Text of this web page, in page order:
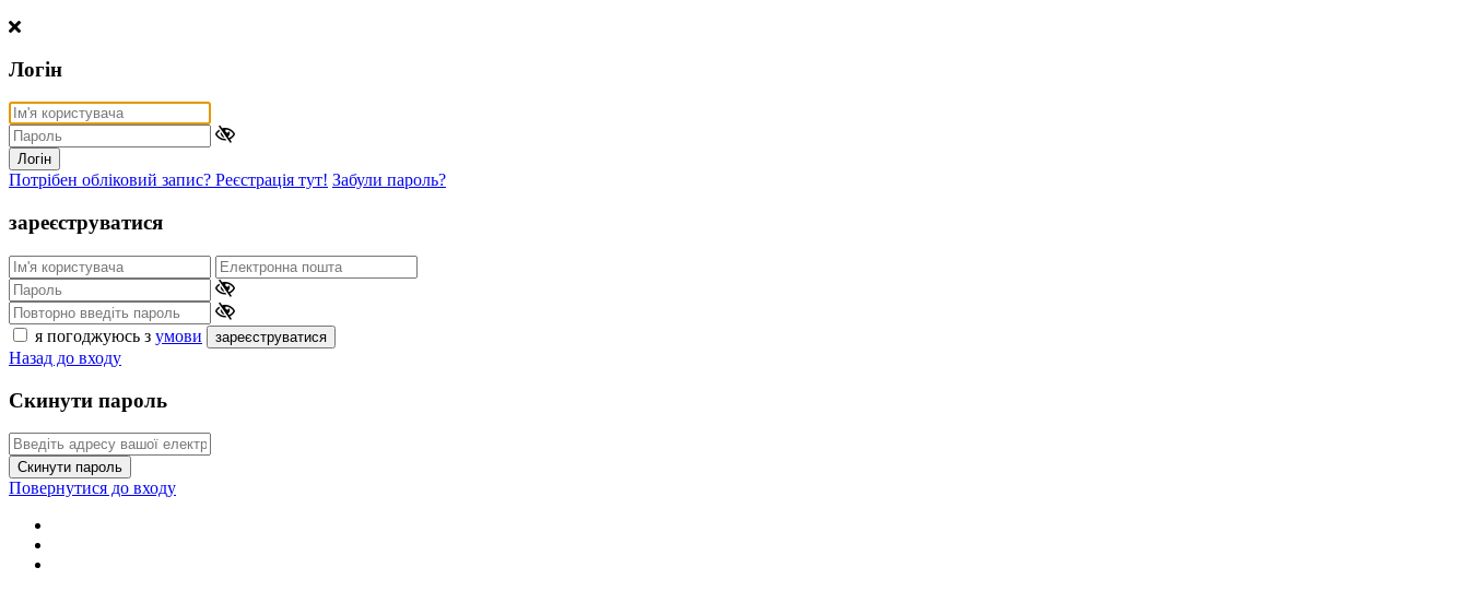
Логін
Логін
Потрібен обліковий запис? Реєстрація тут! Забули пароль?
зареєструватися
я погоджуюсь з умови зареєструватися
Назад до входу
Скинути пароль
Скинути пароль
Повернутися до входу